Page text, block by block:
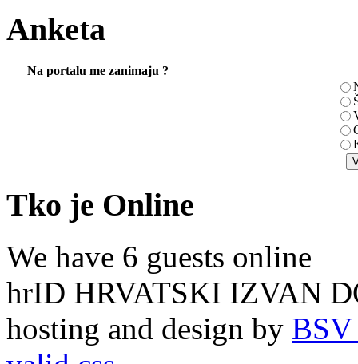
Anketa
Na portalu me zanimaju ?
Tko je Online
We have 6 guests online
hrID HRVATSKI IZVAN
hosting and design by